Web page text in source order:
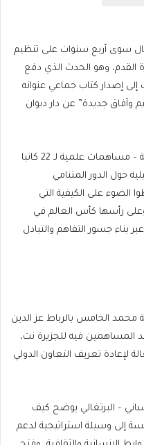
سوى أربع سنوات على تنظيم
وهو الحدث الذي دفع
إلى إصدار كتاب جماعي عنوانه
وآفاق جديدة” عن دار ديوان
يضم الكتاب – الذي نشر باللغة الإسبانية – مساهمات علمية لـ 22 كاتبا
حول الدور المتنامي
الضوء على الكيفية التي
رأسها كأس العالم في
بناء جسور التفاهم والتبادل
محمد الخامس بالرباط عز الدين
المساهمين فيه للجزيرة نت،
لإعادة تعريف التعاون الدولي
– البرتغالي يوضح كيف
إلى وسيلة استراتيجية لدعم